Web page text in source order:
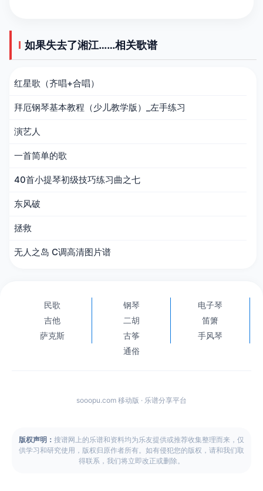
如果失去了湘江……相关歌谱
红星歌（齐唱+合唱）
拜厄钢琴基本教程（少儿教学版）_左手练习
演艺人
一首简单的歌
40首小提琴初级技巧练习曲之七
东风破
拯救
无人之岛 C调高清图片谱
民歌 钢琴
电子琴
吉他
二胡
笛箫
萨克斯
古筝
手风琴
通俗
sooopu.com 移动版 · 乐谱分享平台
版权声明： 搜谱网上的乐谱和资料均为乐友提供或推荐收集整理而来，仅
供学习和研究使用，版权归原作者所有。如有侵犯您的版权，请和我们取
得联系，我们将立即改正或删除。